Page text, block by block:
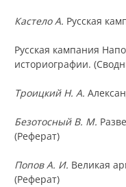
Кастело А. Русская
Русская кампания
историографии.
Троицкий Н. А.
Безотосный В. М.
(Реферат)
Попов А. И. Великая
(Реферат)